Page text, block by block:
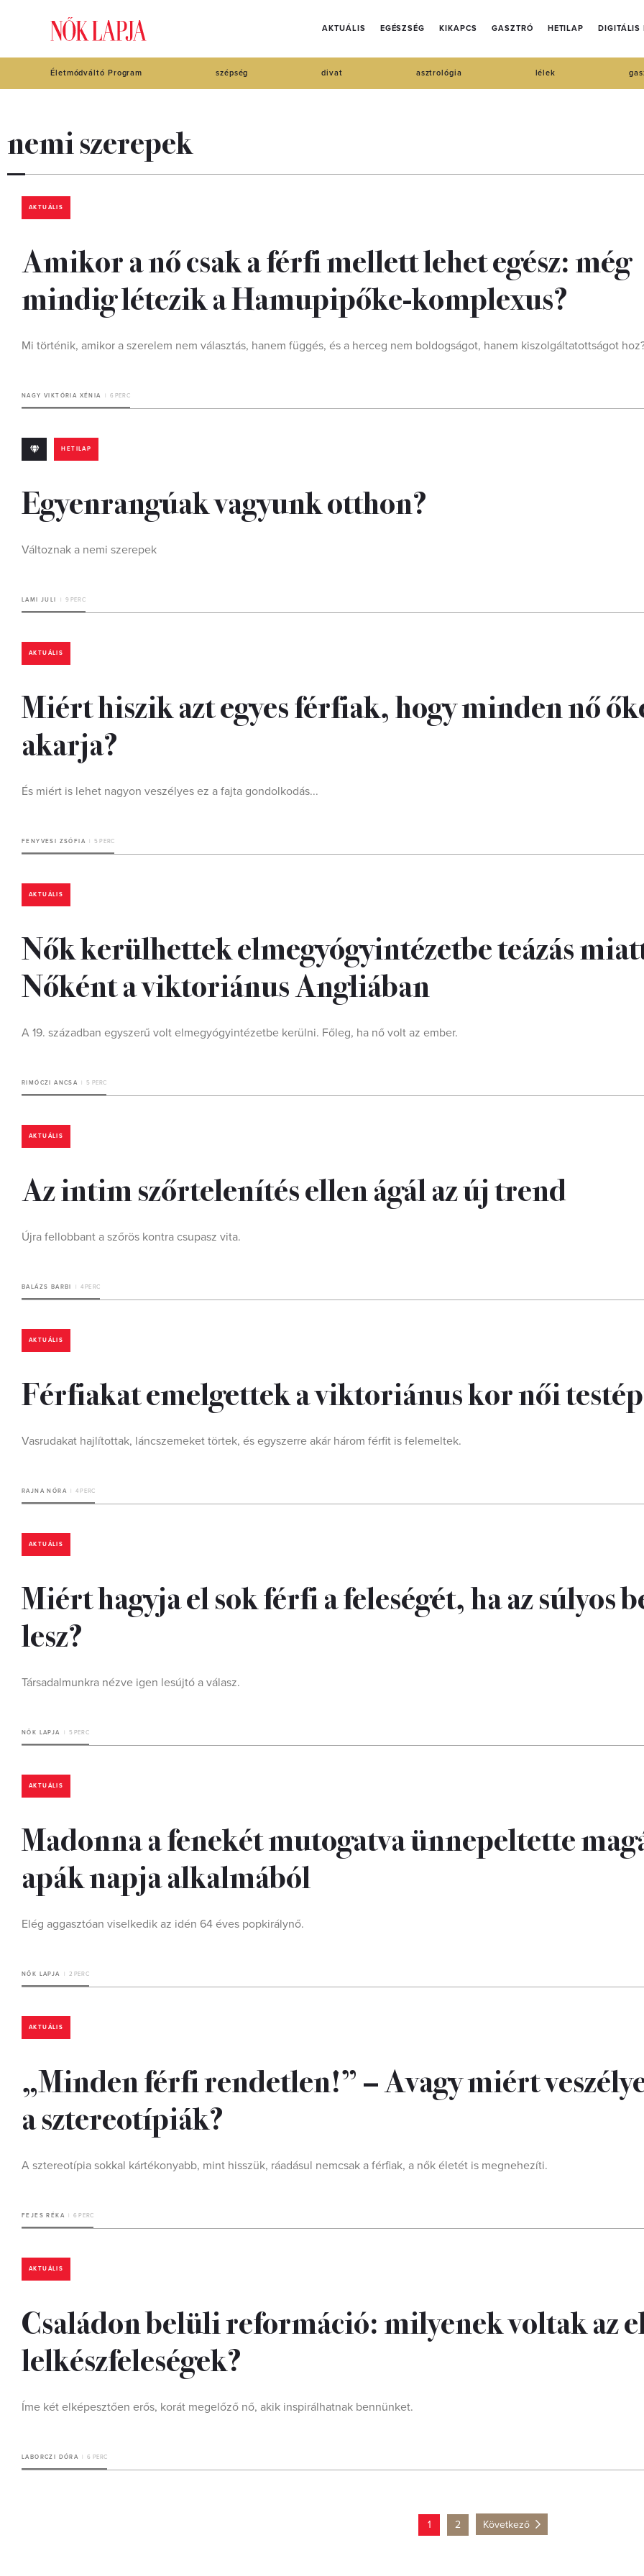
AKTUÁLIS EGÉSZSÉG KIKAPCS GASZTRÓ HETILAP DIGITÁLIS
Életmódváltó Program szépség divat asztrológia lélek
nemi szerepek
AKTUÁLIS
Amikor a nő csak a férfi mellett lehet egész: még
mindig létezik a Hamupipőke-komplexus?
Mi történik, amikor a szerelem nem választás, hanem függés, és a herceg nem boldogságot, hanem kiszolgáltatottságot
NAGY VIKTÓRIA XÉNIA 6 PERC
HETILAP
Egyenrangúak vagyunk otthon?
Változnak a nemi szerepek
LAMI JULI 9 PERC
AKTUÁLIS
Miért hiszik azt egyes férfiak, hogy minden nő
akarja?
És miért is lehet nagyon veszélyes ez a fajta gondolkodás...
FENYVESI ZSÓFIA 5 PERC
AKTUÁLIS
Nők kerülhettek elmegyógyintézetbe teázás
Nőként a viktoriánus Angliában
A 19. században egyszerű volt elmegyógyintézetbe kerülni. Főleg, ha nő volt az ember.
RIMÓCZI ANCSA 5 PERC
AKTUÁLIS
Az intim szőrtelenítés ellen ágál az új trend
Újra fellobbant a szőrös kontra csupasz vita.
BALÁZS BARBI 4 PERC
AKTUÁLIS
Férfiakat emelgettek a viktoriánus kor női
Vasrudakat hajlítottak, láncszemeket törtek, és egyszerre akár három férfit is felemeltek.
RAJNA NÓRA 4 PERC
AKTUÁLIS
Miért hagyja el sok férfi a feleségét, ha az súlyos
lesz?
Társadalmunkra nézve igen lesújtó a válasz.
NŐK LAPJA 5 PERC
AKTUÁLIS
Madonna a fenekét mutogatva ünnepeltette
apák napja alkalmából
Elég aggasztóan viselkedik az idén 64 éves popkirálynő.
NŐK LAPJA 2 PERC
AKTUÁLIS
„Minden férfi rendetlen!” – Avagy miért
a sztereotípiák?
A sztereotípia sokkal kártékonyabb, mint hisszük, ráadásul nemcsak a férfiak, a nők életét is megnehezíti.
FEJES RÉKA 6 PERC
AKTUÁLIS
Családon belüli reformáció: milyenek voltak az
lelkészfeleségek?
Íme két elképesztően erős, korát megelőző nő, akik inspirálhatnak bennünket.
LABORCZI DÓRA 6 PERC
1 2 Következő